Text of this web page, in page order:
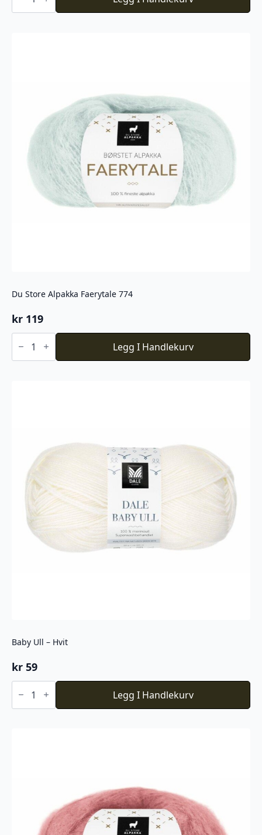
antall
Du Store Alpakka Faerytale 774
kr 119
Du
Store
Faerytale
Legg I Handlekurv
Baby Ull – Hvit
kr 59
Baby
Ull
Hvit
Legg I Handlekurv